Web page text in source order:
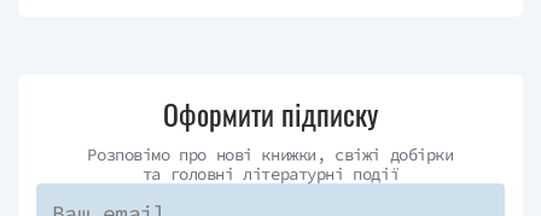
Оформити підписку
Розповімо про нові книжки, свіжі добірки
та головні літературні події